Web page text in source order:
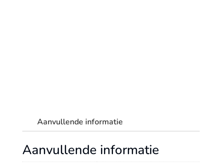
Aanvullende informatie
Aanvullende informatie